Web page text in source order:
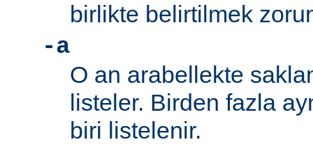
birlikte belirtilmek
-a
O an arabellekte
listeler. Birden fazla
biri listelenir.